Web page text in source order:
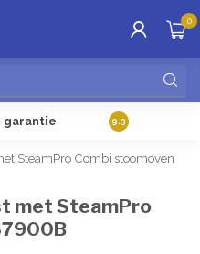
0
garantie Gratis
9.3
SteamPro Combi stoomoven
met SteamPro